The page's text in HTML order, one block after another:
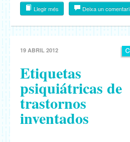
Llegir més Deixa un comentari
19 ABRIL 2012
Etiquetas
psiquiátricas de
trastornos
inventados